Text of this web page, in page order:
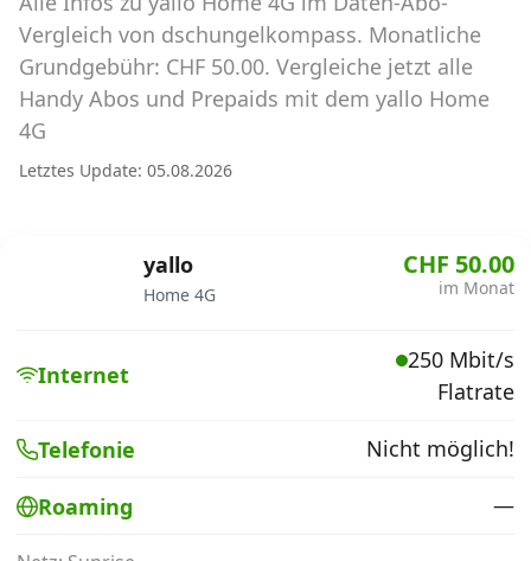
Abos für Tablets, Hotspots und Smart
Watches
Tarifrechner Handy-Abo
Alle Anbieter
Mobilfunknetz Schweiz
Handy-Abo kündigen oder
Vergleich von dschungelkompass. Monatliche
Grundgebühr: CHF 50.00. Vergleiche jetzt alle
Handy Abos und Prepaids mit dem yallo Home
4G
Letztes Update: 05.08.2026
yallo
Home 4G
CHF 50.00
im Monat
Internet
250 Mbit/s
Flatrate
Telefonie Nicht möglich!
Roaming —